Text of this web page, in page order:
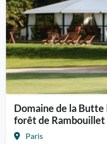
Domaine de la
forêt de Rambouillet
Paris